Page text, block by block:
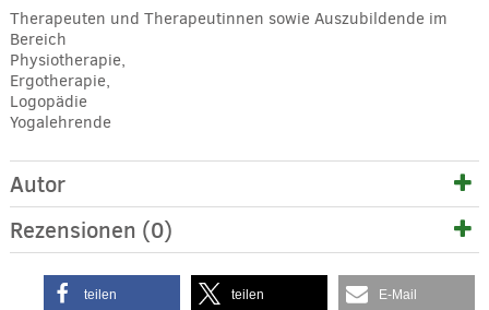
Therapeuten und Therapeutinnen sowie Auszubildende im
Bereich
Physiotherapie,
Ergotherapie,
Logopädie
Yogalehrende
Autor
Rezensionen (0)
teilen teilen E-Mail